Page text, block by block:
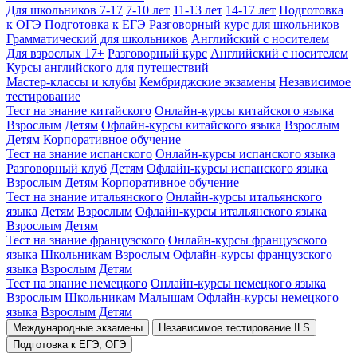
Для школьников 7-17 7-10 лет 11-13 лет 14-17 лет Подготовка
к ОГЭ Подготовка к ЕГЭ Разговорный курс для школьников
Грамматический для школьников Английский с носителем
Для взрослых 17+ Разговорный курс Английский с носителем
Курсы английского для путешествий
Мастер-классы и клубы Кембриджские экзамены Независимое
тестирование
Тест на знание китайского Онлайн-курсы китайского языка
Взрослым Детям Офлайн-курсы китайского языка Взрослым
Детям Корпоративное обучение
Тест на знание испанского Онлайн-курсы испанского языка
Разговорный клуб Детям Офлайн-курсы испанского языка
Взрослым Детям Корпоративное обучение
Тест на знание итальянского Онлайн-курсы итальянского
языка Детям Взрослым Офлайн-курсы итальянского языка
Взрослым Детям
Тест на знание французского Онлайн-курсы французского
языка Школьникам Взрослым Офлайн-курсы французского
языка Взрослым Детям
Тест на знание немецкого Онлайн-курсы немецкого языка
Взрослым Школьникам Малышам Офлайн-курсы немецкого
языка Взрослым Детям
Международные экзамены
Независимое тестирование ILS
Подготовка к ЕГЭ, ОГЭ